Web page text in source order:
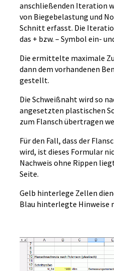
anschließenden Iteration
von Biegebelastung und
Schnitt erfasst. Die
das + bzw. – Symbol ein-
Die ermittelte maximale
dann dem vorhandenen
gestellt.
Die Schweißnaht wird so
angesetzten plastischen
zum Flansch übertragen
Für den Fall, dass der
wird, ist dieses Formular
Nachweis ohne Rippen
Seite.
Gelb hinterlege Zellen
Blau hinterlegte Hinweise